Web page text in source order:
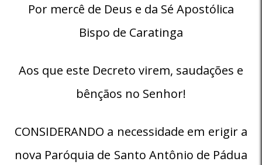
Por mercê de Deus e da Sé Apostólica
Bispo de Caratinga
Aos que este Decreto virem, saudações e
bênçãos no Senhor!
CONSIDERANDO a necessidade em erigir a
nova Paróquia de Santo Antônio de Pádua